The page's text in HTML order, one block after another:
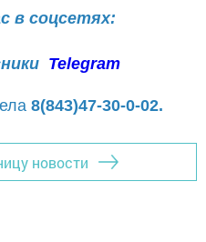
в соцсетях:
Telegram
8(843)47-30-0-02.
новости